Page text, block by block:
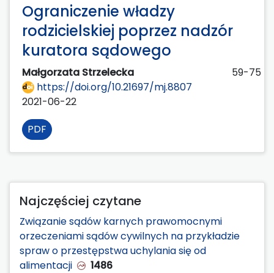
Ograniczenie władzy
rodzicielskiej poprzez nadzór
kuratora sądowego
Małgorzata Strzelecka
59-75
https://doi.org/10.21697/mj.8807
2021-06-22
PDF
Najczęściej czytane
Związanie sądów karnych prawomocnymi
orzeczeniami sądów cywilnych na przykładzie
spraw o przestępstwa uchylania się od
alimentacji
1486